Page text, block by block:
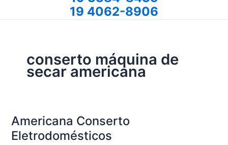
19 4062-8906
conserto máquina de
secar americana
Americana Conserto
Eletrodomésticos